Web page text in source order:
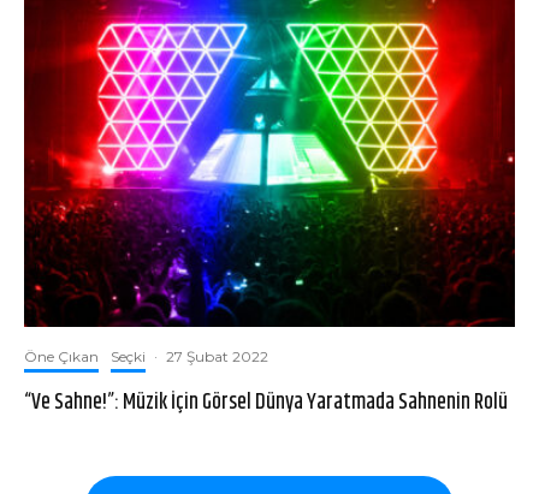
Öne Çıkan Seçki · 27 Şubat 2022
“Ve Sahne!”: Müzik İçin Görsel Dünya Yaratmada Sahnenin Rolü